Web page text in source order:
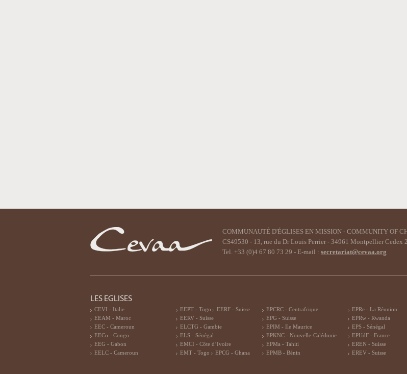
COMMUNAUTÉ D'ÉGLISES EN MISSION - COMMUNITY OF
CS49530 - 13, rue du Dr Louis Perrier - 34961 Montpellier Cedex
Tel. +33 (0)4 67 80 73 29 - E-mail : secretariat@cevaa.org
LES EGLISES
CEVI - Italie
EEAM - Maroc
EEC - Cameroun
EECo - Congo
EEG - Gabon
EELC - Cameroun
EEPT - Togo
EERF - Suisse
EERV - Suisse
ELCTG - Gambie
ELS - Sénégal
EMCI - Côte d’Ivoire
EMT - Togo
EPCG - Ghana
EPCRC - Centrafrique
EPG - Suisse
EPIM - Ile Maurice
EPKNC - Nouvelle-Calédonie
EPMa - Tahiti
EPMB - Bénin
EPRe - La Réunion
EPRw - Rwanda
EPS - Sénégal
EPUdF - France
EREN - Suisse
EREV - Suisse